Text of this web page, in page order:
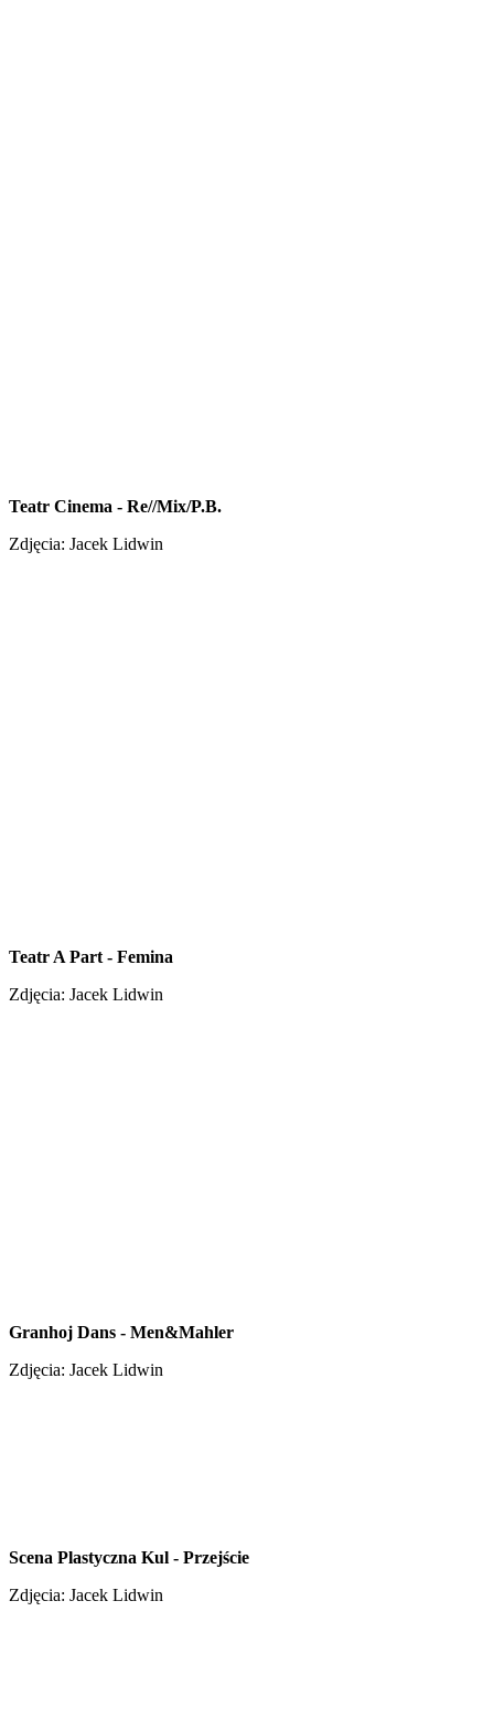
Teatr Cinema - Re//Mix/P.B.
Zdjęcia: Jacek Lidwin
Teatr A Part - Femina
Zdjęcia: Jacek Lidwin
Granhoj Dans - Men&Mahler
Zdjęcia: Jacek Lidwin
Scena Plastyczna Kul - Przejście
Zdjęcia: Jacek Lidwin